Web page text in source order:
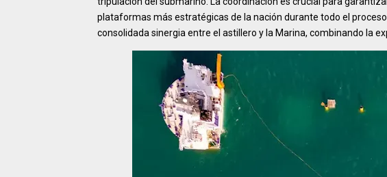
plataformas más estratégicas de la nación durante todo el
consolidada sinergia entre el astillero y la Marina, combinando la